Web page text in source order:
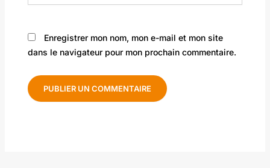
Enregistrer mon nom, mon e-mail et mon site
dans le navigateur pour mon prochain commentaire.